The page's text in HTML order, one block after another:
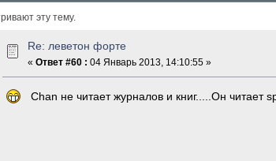
эту тему.
Re: леветон форте
«Ответ #60 : 04 Январь 2013, 14:10:55 »
Chan не читает журналов и книг.....Он читает